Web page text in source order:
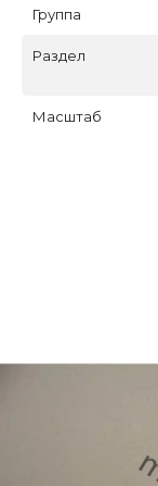
Группа
Раздел
Масштаб